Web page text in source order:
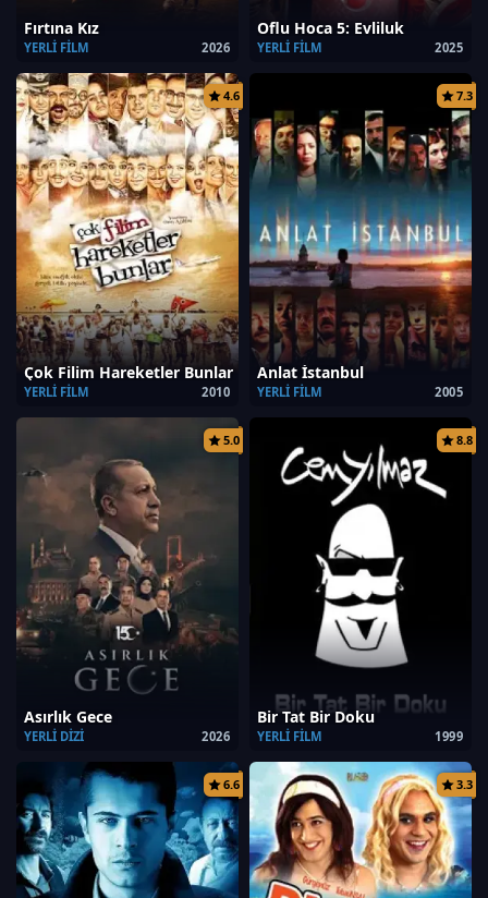
Fırtına Kız
2026
YERLI FILM
Oflu Hoca 5: Evliluk
2025
YERLI FILM
4.6
Çok Filim Hareketler Bunlar
2010
YERLI FILM
7.3
Anlat İstanbul
2005
YERLI FILM
5.0
Asırlık Gece
2026
YERLI DIZI
8.8
Bir Tat Bir Doku
1999
YERLI FILM
6.6 3.3